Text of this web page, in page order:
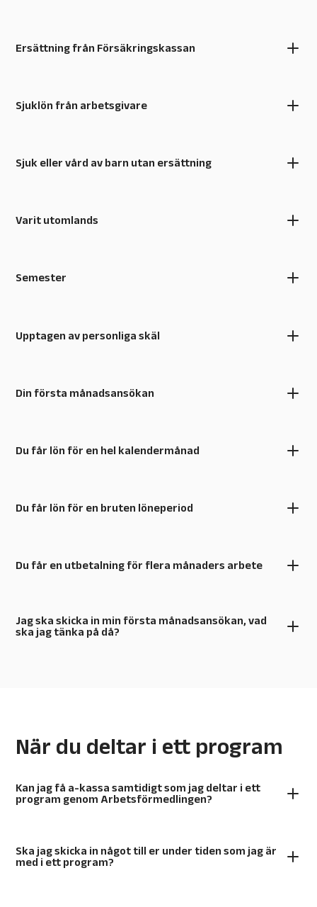
Ersättning från Försäkringskassan
Sjuklön från arbetsgivare
Sjuk eller vård av barn utan ersättning
Varit utomlands
Semester
Upptagen av personliga skäl
Din första månadsansökan
Du får lön för en hel kalendermånad
Du får lön för en bruten löneperiod
Du får en utbetalning för flera månaders arbete
Jag ska skicka in min första månadsansökan, vad
ska jag tänka på då?
När du deltar i ett program
Kan jag få a-kassa samtidigt som jag deltar i ett
program genom Arbetsförmedlingen?
Ska jag skicka in något till er under tiden som jag är
med i ett program?